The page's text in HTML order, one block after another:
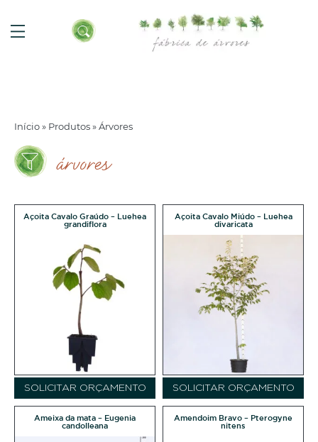
Início» Produtos»Árvores
árvores
Açoita Cavalo Graúdo – Luehea
grandiflora
SOLICITAR ORÇAMENTO
Açoita Cavalo Miúdo – Luehea
divaricata
SOLICITAR ORÇAMENTO
Ameixa da mata – Eugenia
candolleana
Amendoim Bravo – Pterogyne
nitens